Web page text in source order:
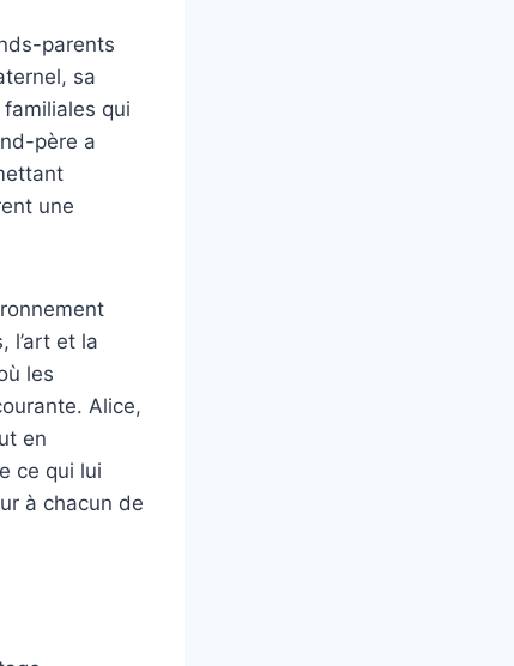
parents
sa
qui
père a
une
l’art et la
les
Alice,
en
ce qui lui
à chacun de